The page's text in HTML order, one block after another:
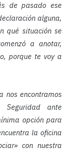
de pasado ese
alguna,
qué situación se
a anotar,
porque te voy a
nos encontramos
ante
opción para
la oficina
con nuestra